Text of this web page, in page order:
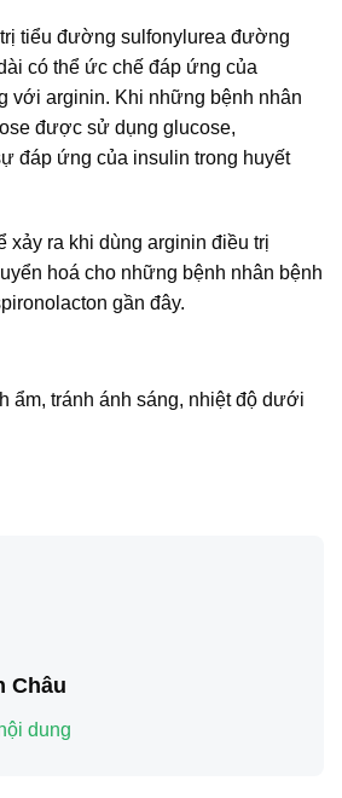
tiểu đường sulfonylurea đường
có thể ức chế đáp ứng của
với arginin. Khi những bệnh nhân
được sử dụng glucose,
đáp ứng của insulin trong huyết
xảy ra khi dùng arginin điều trị
hoá cho những bệnh nhân bệnh
gần đây.
ẩm, tránh ánh sáng, nhiệt độ dưới
Châu
dung